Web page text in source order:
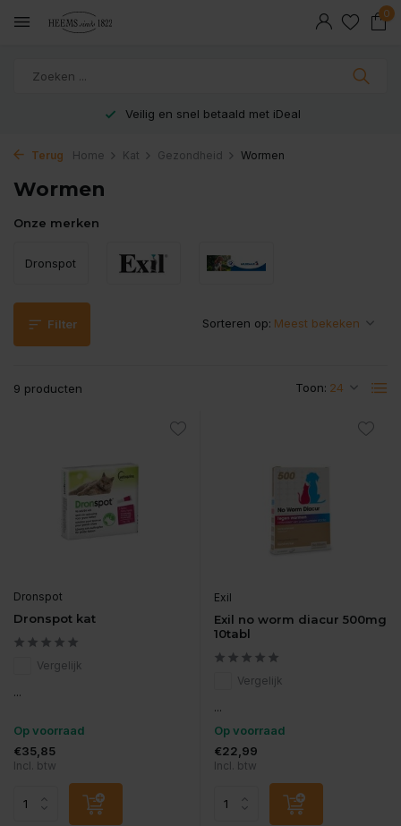
0
Veilig en snel betaald met iDeal
Terug Home Kat Gezondheid Wormen
Wormen
Onze merken
Dronspot
Filter
9 producten Toon:
Sorteren op:
Dronspot
Dronspot kat
Vergelijk
...
Op voorraad
€35,85
Incl. btw
Exil
Exil no worm diacur 500mg
10tabl
Vergelijk
...
Op voorraad
€22,99
Incl. btw